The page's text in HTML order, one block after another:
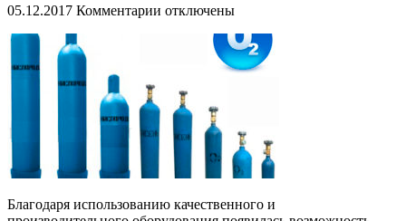
05.12.2017 Комментарии к
применения
кислородных
баллонов
отключены
Благодаря использованию качественного и